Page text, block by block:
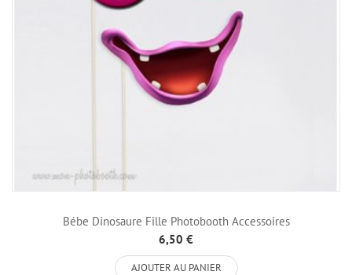
Bébe Dinosaure Fille Photobooth Accessoires
6,50 €
AJOUTER AU PANIER